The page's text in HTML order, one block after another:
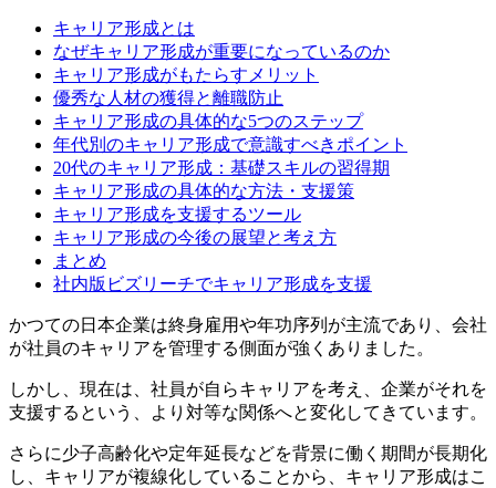
キャリア形成とは
なぜキャリア形成が重要になっているのか
キャリア形成がもたらすメリット
優秀な人材の獲得と離職防止
キャリア形成の具体的な5つのステップ
年代別のキャリア形成で意識すべきポイント
20代のキャリア形成：基礎スキルの習得期
キャリア形成の具体的な方法・支援策
キャリア形成を支援するツール
キャリア形成の今後の展望と考え方
まとめ
社内版ビズリーチでキャリア形成を支援
かつての日本企業は終身雇用や年功序列が主流であり、会社
が社員のキャリアを管理する側面が強くありました。
しかし、現在は、社員が自らキャリアを考え、企業がそれを
支援するという、より対等な関係へと変化してきています。
さらに少子高齢化や定年延長などを背景に働く期間が長期化
し、キャリアが複線化していることから、キャリア形成はこ